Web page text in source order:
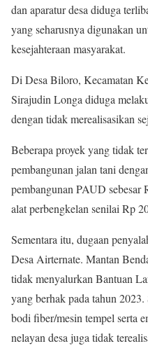
dan aparatur desa diduga
yang seharusnya digunakan
kesejahteraan masyarakat.
Di Desa Biloro, Kecamatan
Sirajudin Longa diduga
dengan tidak merealisasikan
Beberapa proyek yang tidak
pembangunan jalan tani
pembangunan PAUD sebesar
alat perbengkelan senilai Rp
Sementara itu, dugaan
Desa Airternate. Mantan
tidak menyalurkan Bantuan
yang berhak pada tahun
bodi fiber/mesin tempel serta
nelayan desa juga tidak